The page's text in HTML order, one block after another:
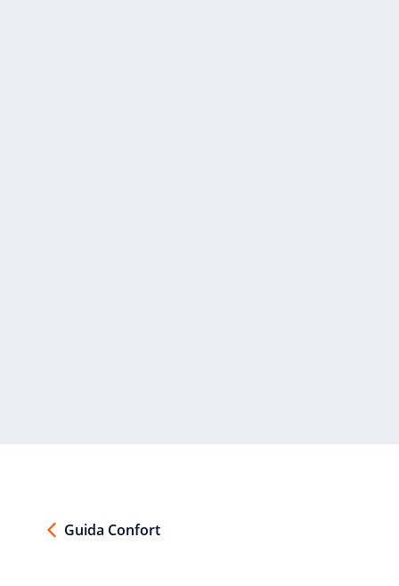
Guida Confort